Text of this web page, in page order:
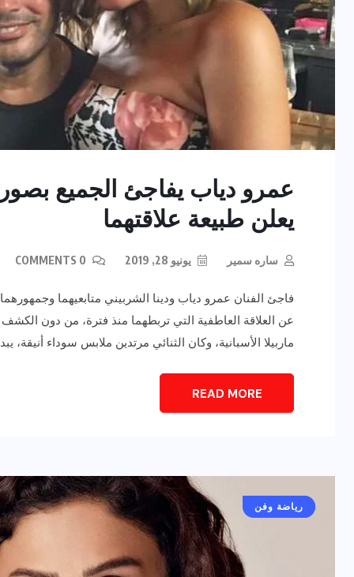
عمرو دياب يفاجئ الجميع
يعلن طبيعة علاقتهما
ساره سمير يونيو 28, 2019
فاجئ الفنان عمرو دياب ودينا الشربيني متابعيهما
عن العلاقة العاطفية التي تربطهما منذ فترة، من دون
ماربيلا الأسبانية، وكان الثنائي مرتدين ملابس سوداء
READ MORE
أخبار عامة
رياضة وفن
رصد اهم تصاريحات
الفنانه”شيرين رضا” مع سمر
يسرى..فما هى؟